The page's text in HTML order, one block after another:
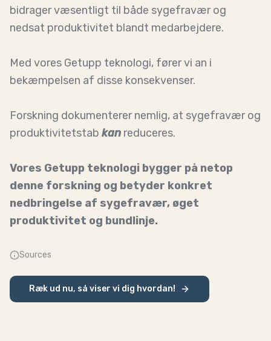
bidrager væsentligt til både sygefravær og
nedsat produktivitet blandt medarbejdere.
Med vores Getupp teknologi, fører vi an i
bekæmpelsen af disse konsekvenser.
Forskning dokumenterer nemlig, at sygefravær og
produktivitetstab kan reduceres.
Vores Getupp teknologi bygger på netop
denne forskning og betyder konkret
nedbringelse af sygefravær, øget
produktivitet og bundlinje.
Sources
Ræk ud nu, så viser vi dig hvordan!